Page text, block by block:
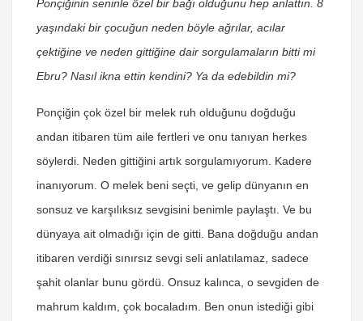
Ponçiğinin seninle özel bir bağı olduğunu hep anlattın. 8
yaşındaki bir çocuğun neden böyle ağrılar, acılar
çektiğine ve neden gittiğine dair sorgulamaların bitti mi
Ebru? Nasıl ikna ettin kendini? Ya da edebildin mi?
Ponçiğin çok özel bir melek ruh olduğunu doğduğu
andan itibaren tüm aile fertleri ve onu tanıyan herkes
söylerdi. Neden gittiğini artık sorgulamıyorum. Kadere
inanıyorum. O melek beni seçti, ve gelip dünyanın en
sonsuz ve karşılıksız sevgisini benimle paylaştı. Ve bu
dünyaya ait olmadığı için de gitti. Bana doğduğu andan
itibaren verdiği sınırsız sevgi seli anlatılamaz, sadece
şahit olanlar bunu gördü. Onsuz kalınca, o sevgiden de
mahrum kaldım, çok bocaladım. Ben onun istediği gibi